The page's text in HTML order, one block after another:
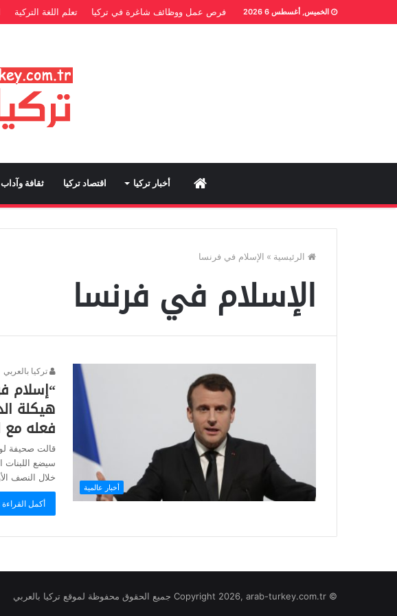
الخميس, أغسطس 6 2026 فرص عمل ووظائف شاغرة في تركيا تعلم اللغة التركية
Home أخبار تركيا اقتصاد تركيا ثقافة وآداب
الرئيسية » الإسلام في فرنسا
الإسلام في فرنسا
أخبار عالمية
تركيا بالعربي
“إسلام
هيكلة
فعله مع
قالت صحيفة
سيضع اللبنات
خلال النصف
أكمل القراءة
© Copyright 2026, arab-turkey.com.tr جميع الحقوق محفوظة لموقع تركيا بالعربي